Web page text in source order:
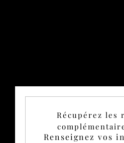
Récupérez les
Renseignez vos